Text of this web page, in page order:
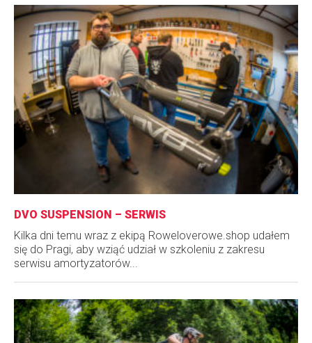
DVO SUSPENSION – SERWIS
Kilka dni temu wraz z ekipą Roweloverowe.shop udałem
się do Pragi, aby wziąć udział w szkoleniu z zakresu
serwisu amortyzatorów...